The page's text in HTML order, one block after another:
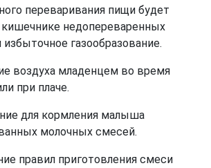
переваривания пищи будет
недопереваренных
избыточное газообразование.
воздуха младенцем во время
при плаче.
для кормления малыша
молочных смесей.
правил приготовления смеси